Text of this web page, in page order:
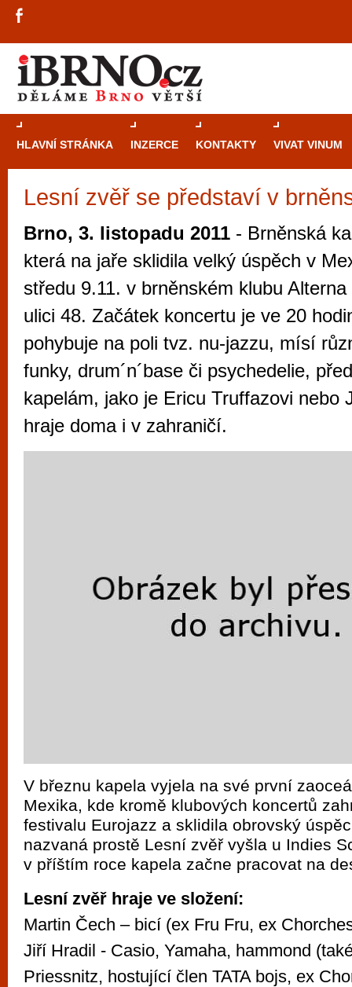
HLAVNÍ STRÁNKA INZERCE KONTAKTY VIVAT VINUM
Lesní zvěř se představí v
Brno, 3. listopadu 2011 - Brněnská
která na jaře sklidila velký úspěch v
středu 9.11. v brněnském klubu
ulici 48. Začátek koncertu je ve 20
pohybuje na poli tvz. nu-jazzu, mísí
funky, drum´n´base či psychedelie,
kapelám, jako je Ericu Truffazovi nebo
hraje doma i v zahraničí.
V březnu kapela vyjela na své první
Mexika, kde kromě klubových koncertů
festivalu Eurojazz a sklidila obrovský
nazvaná prostě Lesní zvěř vyšla u Indies
v příštím roce kapela začne pracovat na
Lesní zvěř hraje ve složení:
Martin Čech – bicí (ex Fru Fru, ex
Jiří Hradil - Casio, Yamaha, hammond
Priessnitz, hostující člen TATA bojs, ex
Průvodce
Brně: Od
automaty
Brno je
zajímavé
restaurace,
Mimo jiné je ale také místem, kde si
vyzkoušet různé kasinové hry. V
metropoli naleznete širokou nabídku her
po moderní automaty jak pro pravidelné
příležitostné hráče. V...